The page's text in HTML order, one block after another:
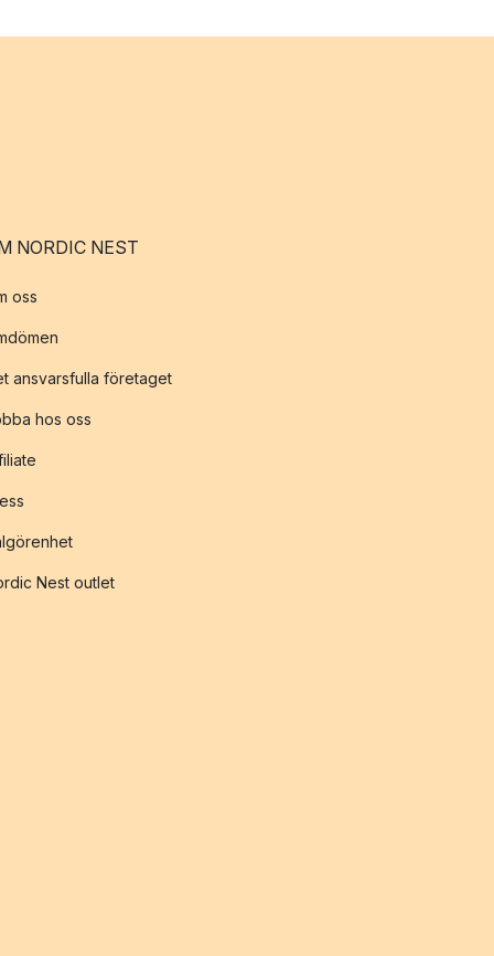
NORDIC NEST
oss
ansvarsfulla företaget
hos oss
Nest outlet